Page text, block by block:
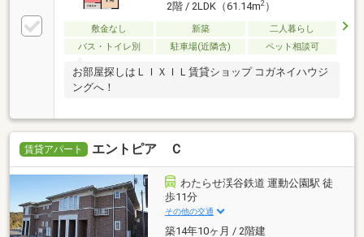
2階 / 2LDK（61.14m2）
敷金なし 新築
二人暮らし
バス・トイレ別
駐車場(近隣含) ペット相談可
お部屋探しはＬＩＸＩＬ賃貸ショップ コガネイハウジ
ングへ！
賃貸アパート エントピア Ｃ
わたらせ渓谷鉄道 運動公園駅 徒
歩11分
その他の交通
築14年10ヶ月 / 2階建